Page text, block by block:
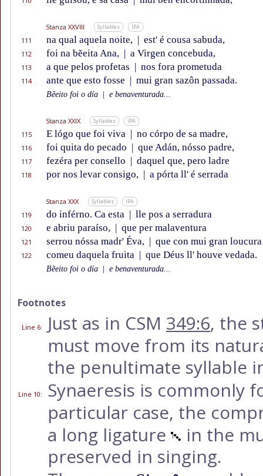
Stanza XXVIII Syllables IPA
111 na qual aquela noite, | est' é cousa sabuda,
112 foi na bẽeita Ana, | a Virgen concebuda,
113 a que pelos profetas | nos fora prometuda
114 ante que esto fosse | mui gran sazôn passada.
Bẽeito foi o día e benaventurada...
Stanza XXIX Syllables IPA
115 E lógo que foi viva | no córpo de sa madre,
116 foi quita do pecado | que Adán, nósso padre,
117 fezéra per consello | daquel que, pero ladre
118 por nos levar consigo, | a pórta ll' é serrada
Stanza XXX Syllables IPA
119 do inférno. Ca esta | lle pos a serradura
120 e abriu paraíso, | que per malaventura
121 serrou nóssa madr' Éva, | que con mui gran loucura
122 comeu daquela fruita | que Déus ll' houve vedada.
Bẽeito foi o día e benaventurada...
Footnotes
Line 6: Just as in CSM 349:6, the
must move from its
the penultimate syllable
Line 10:
Synaeresis is commonly
particular case, the
a long ligature
in the
preserved in singing.